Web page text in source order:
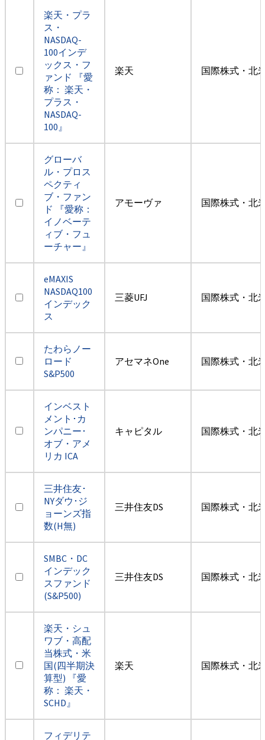
楽天・プラ
ス・
NASDAQ-
100インデ
ックス・フ
ァンド 『愛
称： 楽天・
プラス・
NASDAQ-
100』
楽天 国際株式・北
グローバ
ル・プロス
ペクティ
ブ・ファン
ド 『愛称：
イノベーテ
ィブ・フュ
ーチャー』
アモーヴァ 国際株式・北
eMAXIS
NASDAQ100
インデック
ス
三菱UFJ 国際株式・北
たわらノー
ロード
S&P500
アセマネOne 国際株式・北
インベスト
メント･カ
ンパニー･
オブ・アメ
リカ ICA
キャピタル 国際株式・北
三井住友･
NYダウ･ジ
ョーンズ指
数(H無)
三井住友DS 国際株式・北
SMBC・DC
インデック
スファンド
(S&P500)
三井住友DS 国際株式・北
楽天・シュ
ワブ・高配
当株式・米
国(四半期決
算型) 『愛
称： 楽天・
SCHD』
楽天 国際株式・北
フィデリテ